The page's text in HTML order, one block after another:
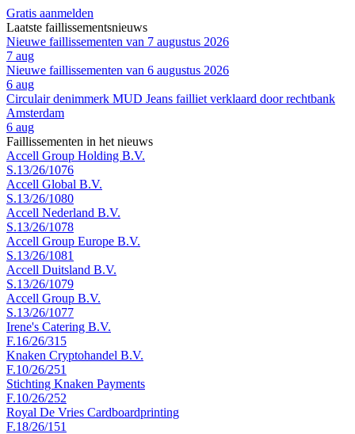
Gratis aanmelden
Laatste faillissementsnieuws
Nieuwe faillissementen van 7 augustus 2026
7 aug
Nieuwe faillissementen van 6 augustus 2026
6 aug
Circulair denimmerk MUD Jeans failliet verklaard door rechtbank
Amsterdam
6 aug
Faillissementen in het nieuws
Accell Group Holding B.V.
S.13/26/1076
Accell Global B.V.
S.13/26/1080
Accell Nederland B.V.
S.13/26/1078
Accell Group Europe B.V.
S.13/26/1081
Accell Duitsland B.V.
S.13/26/1079
Accell Group B.V.
S.13/26/1077
Irene's Catering B.V.
F.16/26/315
Knaken Cryptohandel B.V.
F.10/26/251
Stichting Knaken Payments
F.10/26/252
Royal De Vries Cardboardprinting
F.18/26/151